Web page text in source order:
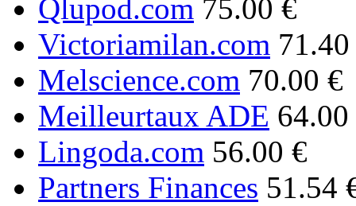
Qlupod.com 75.00 €
Victoriamilan.com
Melscience.com 70.00 €
Meilleurtaux ADE 64.00
Lingoda.com 56.00 €
Partners Finances 51.54